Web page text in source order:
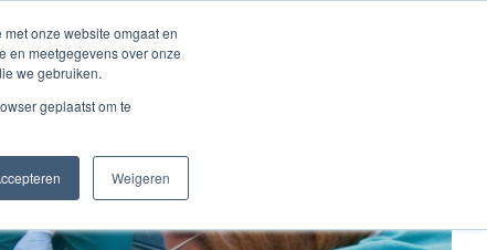
onze website omgaat en
en meetgegevens over onze
we gebruiken.
geplaatst om te
Weigeren